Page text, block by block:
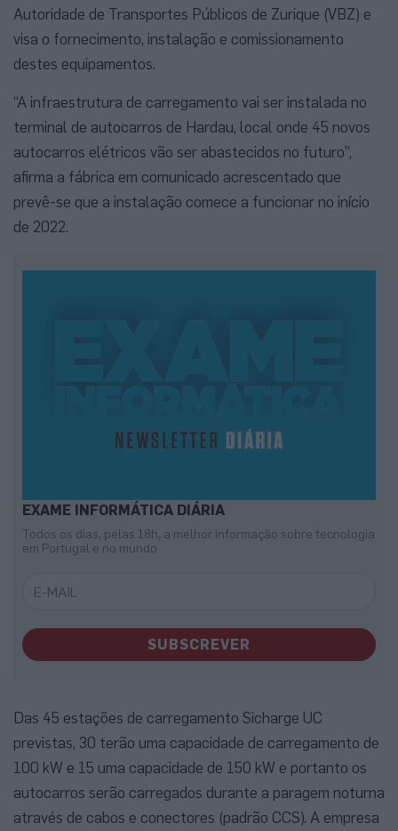
Autoridade de Transportes Públicos de Zurique (VBZ) e
visa o fornecimento, instalação e comissionamento
destes equipamentos.
“A infraestrutura de carregamento vai ser instalada no
terminal de autocarros de Hardau, local onde 45 novos
autocarros elétricos vão ser abastecidos no futuro”,
afirma a fábrica em comunicado acrescentado que
prevê-se que a instalação comece a funcionar no início
de 2022.
EXAME INFORMÁTICA DIÁRIA
Todos os dias, pelas 18h, a melhor informação sobre tecnologia
em Portugal e no mundo
SUBSCREVER
Das 45 estações de carregamento Sicharge UC
previstas, 30 terão uma capacidade de carregamento de
100 kW e 15 uma capacidade de 150 kW e portanto os
autocarros serão carregados durante a paragem noturna
através de cabos e conectores (padrão CCS). A empresa